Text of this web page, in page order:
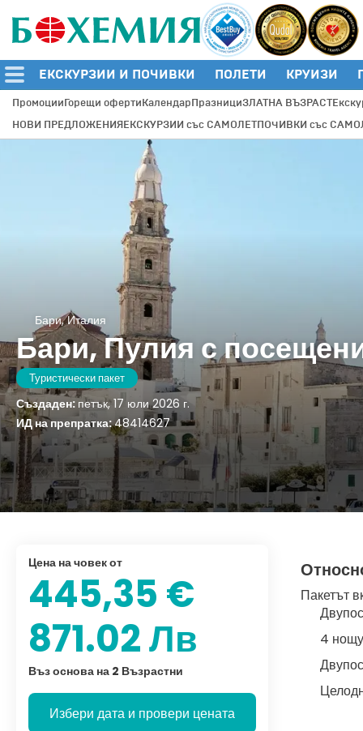
ЕКСКУРЗИИ И ПОЧИВКИ ПОЛЕТИ КРУИЗИ
ПромоцииГорещи офертиКалендарПразнициЗЛАТНА ВЪЗРАСТ
НОВИ ПРЕДЛОЖЕНИЯЕКСКУРЗИИ със САМОЛЕТПОЧИВКИ със
Бари, Италия
Бари, Пулия с
Туристически пакет
Създаден: петък, 17 юли 2026 г.
ИД на препратка:48414627
Пакетът
4
цена на човек от
445,35 €
871.02 Лв
Въз основа на 2 Възрастни
Избери дата и провери цената